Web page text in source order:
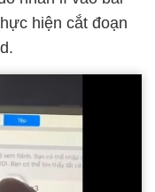
hiện cắt đoạn